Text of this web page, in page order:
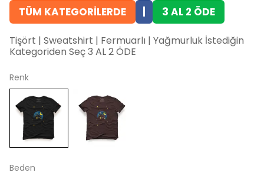
TÜM KATEGORİLERDE 3 AL 2 ÖDE
Tişört | Sweatshirt | Fermuarlı | Yağmurluk İstediğin
Kategoriden Seç 3 AL 2 ÖDE
Renk
Beden